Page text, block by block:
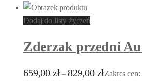
Dodaj do listy życzeń
Zderzak przedni
659,00 zł – 829,00 złZakres